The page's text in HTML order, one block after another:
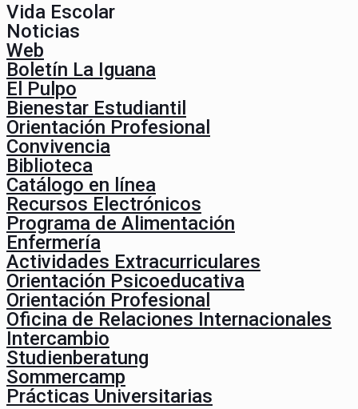
Vida Escolar
Noticias
Web
Boletín La Iguana
El Pulpo
Bienestar Estudiantil
Orientación Profesional
Convivencia
Biblioteca
Catálogo en línea
Recursos Electrónicos
Programa de Alimentación
Enfermería
Actividades Extracurriculares
Orientación Psicoeducativa
Orientación Profesional
Oficina de Relaciones Internacionales
Intercambio
Studienberatung
Sommercamp
Prácticas Universitarias